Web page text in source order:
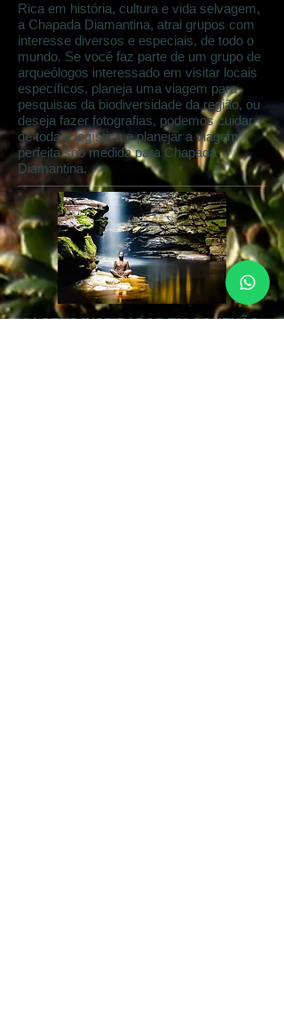
Rica em história, cultura e vida selvagem,
a Chapada Diamantina, atrai grupos com
interesse diversos e especiais, de todo o
mundo. Se você faz parte de um grupo de
arqueólogos interessado em visitar locais
específicos, planeja uma viagem para
pesquisas da biodiversidade da região, ou
deseja fazer fotografias, podemos cuidar
de toda a logística e planejar a viagem
perfeita sob medida para Chapada
Diamantina.
VIAGENS INSPIRADAS EM CONEXÃO